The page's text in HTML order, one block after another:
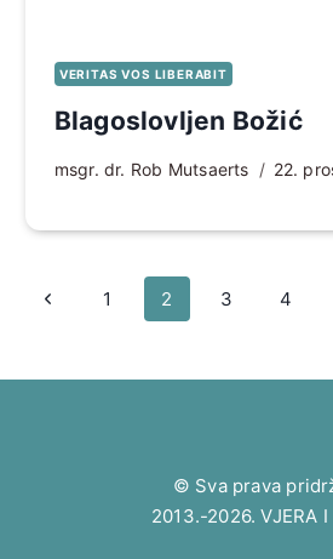
VERITAS VOS LIBERABIT
Blagoslovljen Božić
msgr. dr. Rob Mutsaerts 22.
Page
navigation
Prethodna
1 2 3 4
© Sva prava
2013.-2026. VJERA I